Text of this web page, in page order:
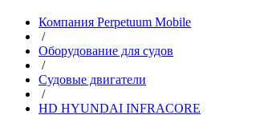
Компания Perpetuum Mobile
/
Оборудование для судов
/
Судовые двигатели
/
HD HYUNDAI INFRACORE